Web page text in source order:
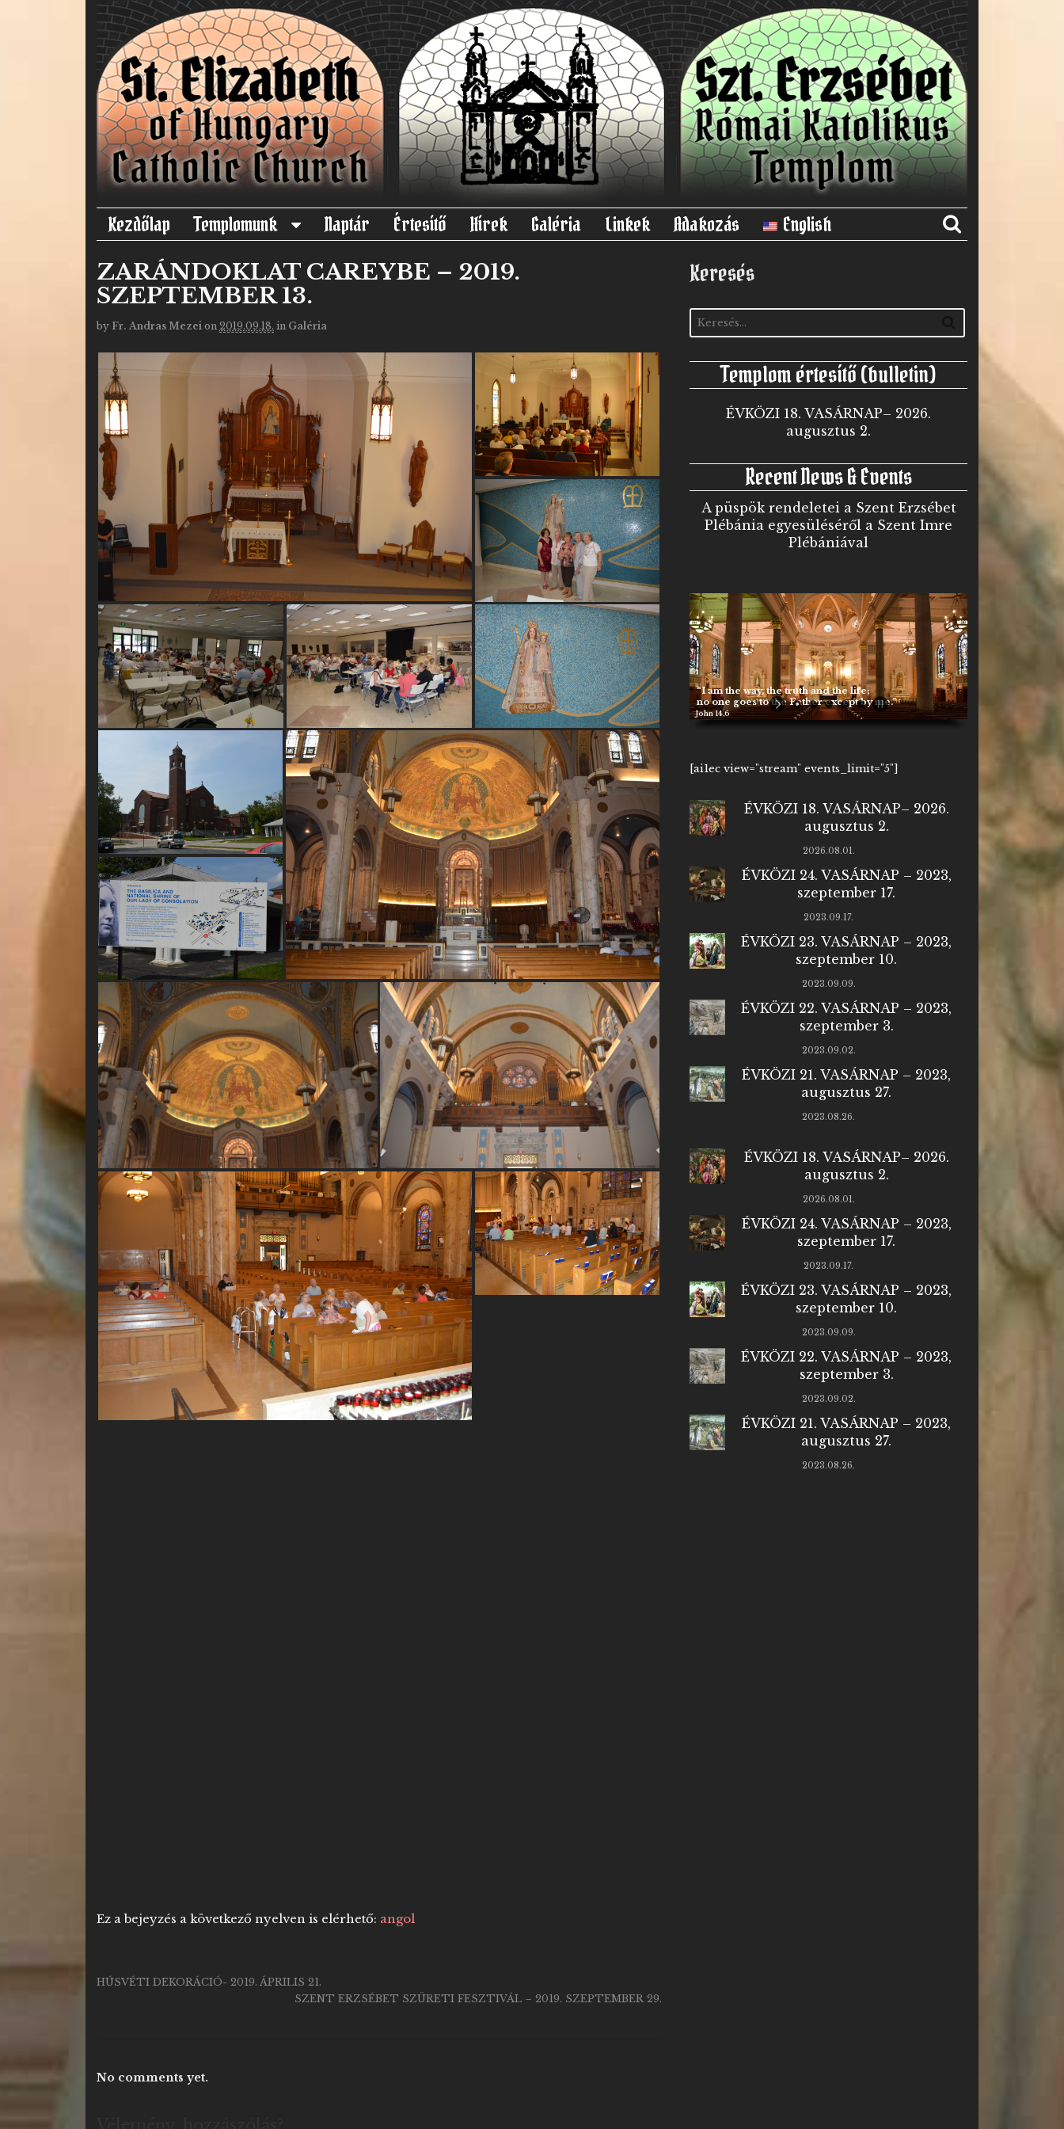
Kezdőlap Templomunk Naptár Értesítő Hírek Galéria Linkek Adakozás English
ZARÁNDOKLAT CAREYBE – 2019.
SZEPTEMBER 13.
by Fr. Andras Mezei on 2019.09.18. in Galéria
Ez a bejeyzés a következő nyelven is elérhető: angol
HÚSVÉTI DEKORÁCIÓ- 2019. ÁPRILIS 21.
SZENT ERZSÉBET SZÜRETI FESZTIVÁL – 2019. SZEPTEMBER 29.
No comments yet.
Keresés
Templom értesítő (bulletin)
ÉVKÖZI 18. VASÁRNAP– 2026.
augusztus 2.
Recent News & Events
A püspök rendeletei a Szent Erzsébet
Plébánia egyesüléséről a Szent Imre
Plébániával
“I am the way, the truth and the life;
no one goes to the Father except by me.”
John 14,6
[ai1ec view="stream" events_limit="5"]
ÉVKÖZI 18. VASÁRNAP– 2026.
augusztus 2.
2026.08.01.
ÉVKÖZI 24. VASÁRNAP – 2023,
szeptember 17.
2023.09.17.
ÉVKÖZI 23. VASÁRNAP – 2023,
szeptember 10.
2023.09.09.
ÉVKÖZI 22. VASÁRNAP – 2023,
szeptember 3.
2023.09.02.
ÉVKÖZI 21. VASÁRNAP – 2023,
augusztus 27.
2023.08.26.
ÉVKÖZI 18. VASÁRNAP– 2026.
augusztus 2.
2026.08.01.
ÉVKÖZI 24. VASÁRNAP – 2023,
szeptember 17.
2023.09.17.
ÉVKÖZI 23. VASÁRNAP – 2023,
szeptember 10.
2023.09.09.
ÉVKÖZI 22. VASÁRNAP – 2023,
szeptember 3.
2023.09.02.
ÉVKÖZI 21. VASÁRNAP – 2023,
augusztus 27.
2023.08.26.